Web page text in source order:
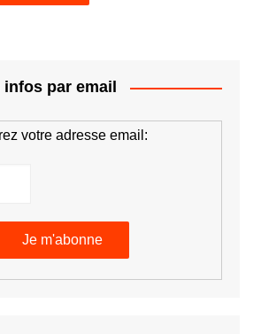
par email
votre adresse email: